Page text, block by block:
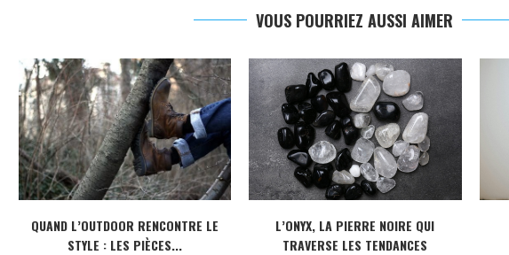
VOUS POURRIEZ AUSSI AIMER
QUAND L’OUTDOOR RENCONTRE LE
STYLE : LES PIÈCES...
L’ONYX, LA PIERRE NOIRE QUI
TRAVERSE LES TENDANCES